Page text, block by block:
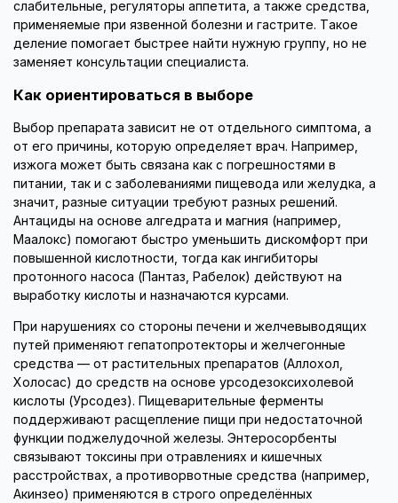
слабительные, регуляторы аппетита, а также средства,
применяемые при язвенной болезни и гастрите. Такое
деление помогает быстрее найти нужную группу, но не
заменяет консультации специалиста.
Как ориентироваться в выборе
Выбор препарата зависит не от отдельного симптома, а
от его причины, которую определяет врач. Например,
изжога может быть связана как с погрешностями в
питании, так и с заболеваниями пищевода или желудка, а
значит, разные ситуации требуют разных решений.
Антациды на основе алгедрата и магния (например,
Маалокс) помогают быстро уменьшить дискомфорт при
повышенной кислотности, тогда как ингибиторы
протонного насоса (Пантаз, Рабелок) действуют на
выработку кислоты и назначаются курсами.
При нарушениях со стороны печени и желчевыводящих
путей применяют гепатопротекторы и желчегонные
средства — от растительных препаратов (Аллохол,
Холосас) до средств на основе урсодезоксихолевой
кислоты (Урсодез). Пищеварительные ферменты
поддерживают расщепление пищи при недостаточной
функции поджелудочной железы. Энтеросорбенты
связывают токсины при отравлениях и кишечных
расстройствах, а противорвотные средства (например,
Акинзео) применяются в строго определённых